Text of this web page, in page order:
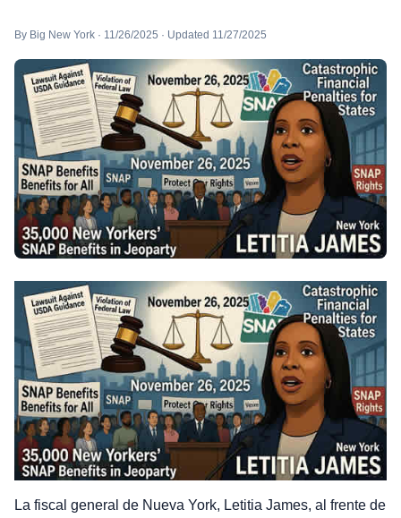
By Big New York · 11/26/2025 · Updated 11/27/2025
La fiscal general de Nueva York, Letitia James, al frente de